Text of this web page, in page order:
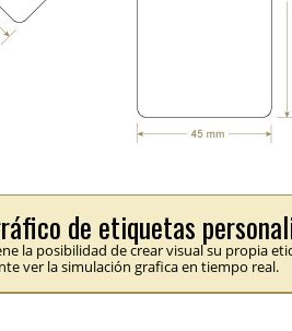
de etiquetas
la posibilidad de crear visual su propia
ver la simulación grafica en tiempo real.